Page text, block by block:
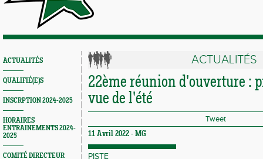
ACTUALITÉS
QUALIFIÉ(E)S
INSCRPTION 2024-2025
HORAIRES
ENTRAINEMENTS 2024-
2025
COMITÉ DIRECTEUR
ACTUALITÉS
22ème réunion d'ouverture :
vue de l'été
Tweet
11 Avril 2022 - MG
PISTE